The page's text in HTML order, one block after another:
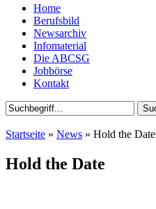
Home
Berufsbild
Newsarchiv
Infomaterial
Die ABCSG
Jobbörse
Kontakt
Startseite » News » Hold the Date
Hold the Date